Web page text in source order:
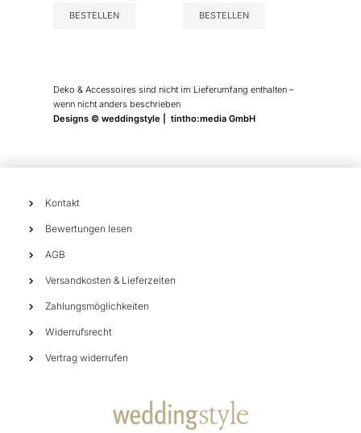
BESTELLEN BESTELLEN
Deko & Accessoires sind nicht im Lieferumfang enthalten –
wenn nicht anders beschrieben
Designs © weddingstyle | tintho:media GmbH
Kontakt
Bewertungen lesen
AGB
Versandkosten & Lieferzeiten
Zahlungsmöglichkeiten
Widerrufsrecht
Vertrag widerrufen